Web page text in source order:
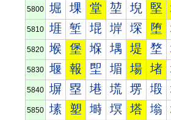
5800 堀 堁 堂 堃 堄 堅
5810 堐 堑 堒 堓 堔 堕
5820 堠 堡 堢 堣 堤 堥
5830 堰 報 堲 堳 場 堵
5840 塀 塁 塂 塃 塄 塅
5850 塐 塑 塒 塓 塔 塕